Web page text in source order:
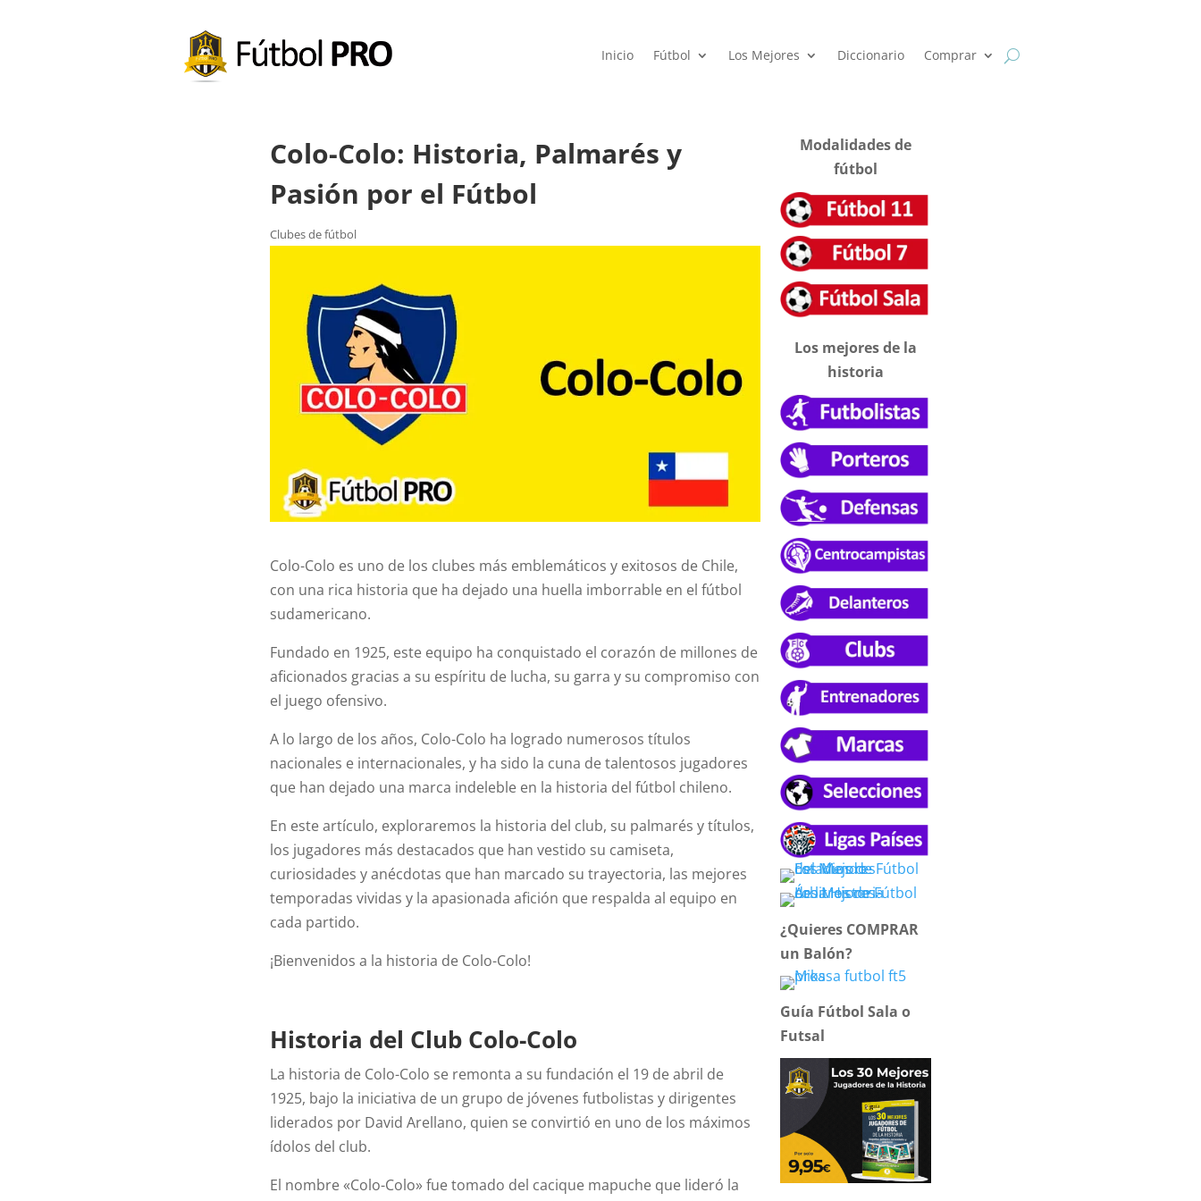
Inicio Fútbol Los Mejores Diccionario Comprar
Colo-Colo: Historia, Palmarés y
Pasión por el Fútbol
Clubes de fútbol
Colo-Colo es uno de los clubes más emblemáticos y exitosos de Chile,
con una rica historia que ha dejado una huella imborrable en el fútbol
sudamericano.
Fundado en 1925, este equipo ha conquistado el corazón de millones de
aficionados gracias a su espíritu de lucha, su garra y su compromiso con
el juego ofensivo.
A lo largo de los años, Colo-Colo ha logrado numerosos títulos
nacionales e internacionales, y ha sido la cuna de talentosos jugadores
que han dejado una marca indeleble en la historia del fútbol chileno.
En este artículo, exploraremos la historia del club, su palmarés y títulos,
los jugadores más destacados que han vestido su camiseta,
curiosidades y anécdotas que han marcado su trayectoria, las mejores
temporadas vividas y la apasionada afición que respalda al equipo en
cada partido.
¡Bienvenidos a la historia de Colo-Colo!
Historia del Club Colo-Colo
La historia de Colo-Colo se remonta a su fundación el 19 de abril de
1925, bajo la iniciativa de un grupo de jóvenes futbolistas y dirigentes
liderados por David Arellano, quien se convirtió en uno de los máximos
ídolos del club.
El nombre «Colo-Colo» fue tomado del cacique mapuche que lideró la
Modalidades de
fútbol
Los mejores de la
historia
¿Quieres COMPRAR
un Balón?
Guía Fútbol Sala o
Futsal